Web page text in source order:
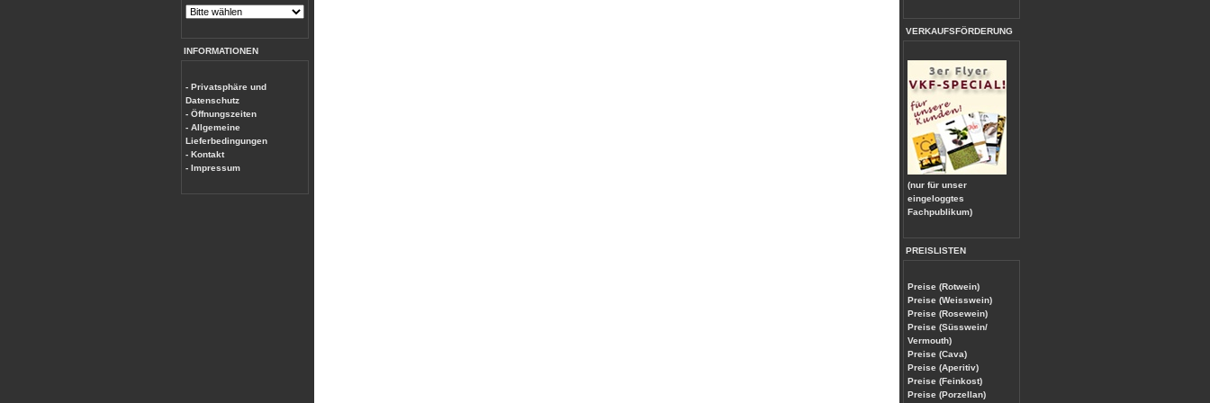
INFORMATIONEN
- Privatsphäre und
Datenschutz
- Öffnungszeiten
- Allgemeine
Lieferbedingungen
- Kontakt
- Impressum
VERKAUFSFÖRDERUNG
(nur für unser
eingeloggtes
Fachpublikum)
PREISLISTEN
Preise (Rotwein)
Preise (Weisswein)
Preise (Rosewein)
Preise (Süsswein/
Vermouth)
Preise (Cava)
Preise (Aperitiv)
Preise (Feinkost)
Preise (Porzellan)